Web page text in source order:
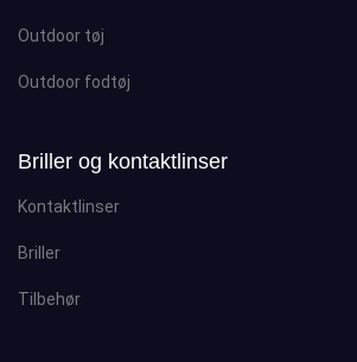
Outdoor tøj
Outdoor fodtøj
Briller og kontaktlinser
Kontaktlinser
Briller
Tilbehør